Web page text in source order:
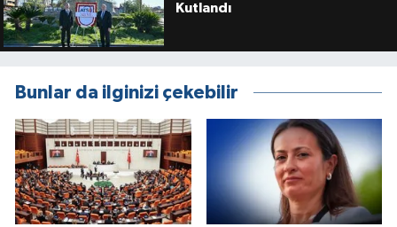
Kutlandı
Bunlar da ilginizi çekebilir